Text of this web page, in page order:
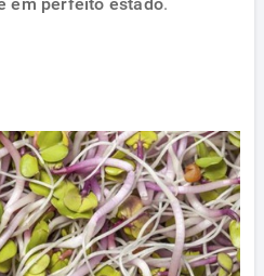
em perfeito estado.